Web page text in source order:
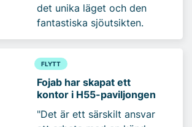
det unika läget och den
fantastiska sjöutsikten.
FLYTT
Fojab har skapat ett
kontor i H55-paviljongen
"Det är ett särskilt ansvar